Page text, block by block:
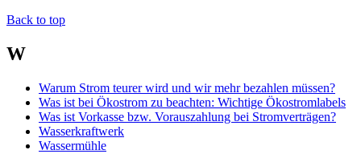
Back to top
W
Warum Strom teurer wird und wir mehr bezahlen müssen?
Was ist bei Ökostrom zu beachten: Wichtige Ökostromlabels
Was ist Vorkasse bzw. Vorauszahlung bei Stromverträgen?
Wasserkraftwerk
Wassermühle